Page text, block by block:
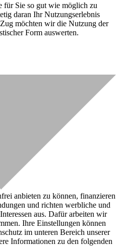
für Sie so gut wie möglich zu
daran Ihr Nutzungserlebnis
möchten wir die Nutzung der
Form auswerten.
anbieten zu können, finanzieren
und richten werbliche und
aus. Dafür arbeiten wir
Ihre Einstellungen können
im unteren Bereich unserer
Informationen zu den folgenden